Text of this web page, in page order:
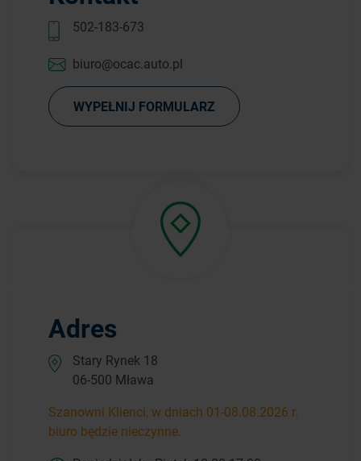
502-183-673
biuro@ocac.auto.pl
WYPEŁNIJ FORMULARZ
Adres
Stary Rynek 18
06-500 Mława
Szanowni Klienci, w dniach 01-08.08.2026 r.
biuro będzie nieczynne.